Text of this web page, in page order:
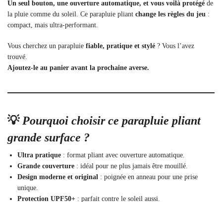
Un seul bouton, une ouverture automatique, et vous voilà protégé de
la pluie comme du soleil. Ce parapluie pliant change les règles du jeu :
compact, mais ultra-performant.
Vous cherchez un parapluie fiable, pratique et stylé ? Vous l’avez
trouvé.
Ajoutez-le au panier avant la prochaine averse.
💡 Pourquoi choisir ce parapluie pliant
grande surface ?
Ultra pratique : format pliant avec ouverture automatique.
Grande couverture : idéal pour ne plus jamais être mouillé.
Design moderne et original : poignée en anneau pour une prise
unique.
Protection UPF50+ : parfait contre le soleil aussi.